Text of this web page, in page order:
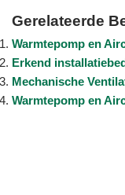
Gerelateerde
Warmtepomp en
Erkend
Mechanische
Warmtepomp en